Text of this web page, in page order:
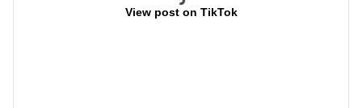
View post on TikTok